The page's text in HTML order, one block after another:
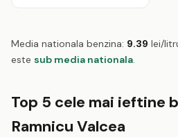
Media nationala benzina: 9.39 lei/
este sub media nationala.
Top 5 cele mai ieftine
Ramnicu Valcea